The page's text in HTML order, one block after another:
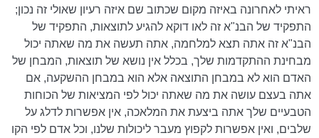
ראיתי לאחרונה באיזה מקום שכתוב שם איזה רעיון שאולי זה נכון;
התפקיד של הבנ"א זה לאו דוקא להגיע לתוצאות, התפקיד של
הבנ"א זה אתה תצא למלחמה, אתה תעשה את מה שאתה יכול
מבחינת ההתקדמות שלך, בכלל אין נושא של תוצאות, המבחן של
האדם הוא לא במבחן התוצאה אלא הוא במבחן ההשקעה, אם
אתה בעצם עושה את מה שאתה יכול לפי המציאות של הכוחות
הטבעיים שלך אתה ביצעת את המלאכה, אין אפשרות לדלג על
שלבים, ואין אפשרות לקפוץ מעבר ליכולות שלנו, וכל אדם לפי הקו